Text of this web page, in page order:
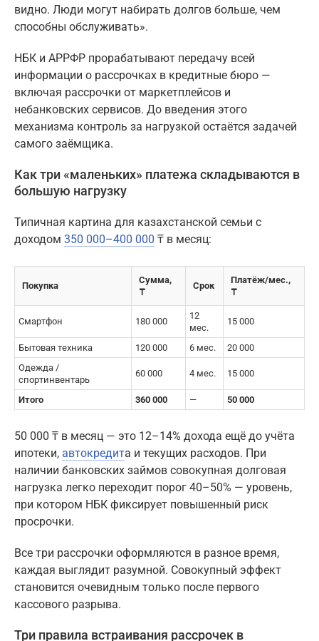
видно. Люди могут набирать долгов больше, чем
способны обслуживать».
НБК и АРРФР прорабатывают передачу всей
информации о рассрочках в кредитные бюро —
включая рассрочки от маркетплейсов и
небанковских сервисов. До введения этого
механизма контроль за нагрузкой остаётся задачей
самого заёмщика.
Как три «маленьких» платежа складываются в
большую нагрузку
Типичная картина для казахстанской семьи с
доходом 350 000–400 000 ₸ в месяц:
Покупка
Сумма,
₸
Срок
Платёж/мес.,
₸
Смартфон 180 000
12
мес.
15 000
Бытовая техника 120 000 6 мес.
20 000
Одежда /
спортинвентарь
60 000 4 мес. 15 000
Итого 360 000 — 50 000
50 000 ₸ в месяц — это 12–14% дохода ещё до учёта
ипотеки, автокредита и текущих расходов. При
наличии банковских займов совокупная долговая
нагрузка легко переходит порог 40–50% — уровень,
при котором НБК фиксирует повышенный риск
просрочки.
Все три рассрочки оформляются в разное время,
каждая выглядит разумной. Совокупный эффект
становится очевидным только после первого
кассового разрыва.
Три правила встраивания рассрочек в